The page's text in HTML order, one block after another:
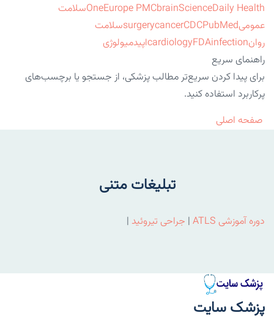
OneEurope PMCbrainScienceDaily Health
سلامت
عمومی
surgerycancerCDCPubMed
سلامت
روان
cardiologyFDAinfection
اپیدمیولوژی
راهنمای سریع
برای پیدا کردن سریع‌تر مطالب پزشکی، از جستجو یا برچسب‌های
پرکاربرد استفاده کنید.
صفحه اصلی
تبلیغات متنی
دوره آموزشی ATLS | جراحی تیروئید |
پزشک سایت